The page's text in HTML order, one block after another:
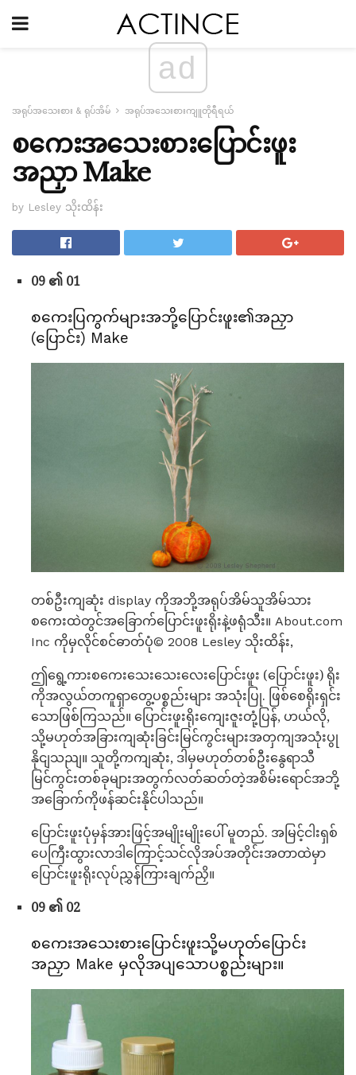
ad
အရုပ်အသေးစား & ရုပ်အိမ် အရုပ်အသေးစားကျူတိုရီရယ်
စကေးအသေးစားပြောင်းဖူး
အညှာ Make
by Lesley သိုးထိန်း
09 ၏ 01
စကေးပြကွက်များအဘို့ပြောင်းဖူး၏အညှာ
(ပြောင်း) Make
တစ်ဦးကျဆုံး display ကိုအဘို့အရုပ်အိမ်သူအိမ်သား
စကေးထဲတွင်အခြောက်ပြောင်းဖူးရိုးနဲ့ဖရုံသီး။ About.com
Inc ကိုမှလိုင်စင်ဓာတ်ပုံ© 2008 Lesley သိုးထိန်း,
ဤရွေ့ကားစကေးသေးသေးလေးပြောင်းဖူး (ပြောင်းဖူး) ရိုး
ကိုအလွယ်တကူရှာတွေ့ပစ္စည်းများ အသုံးပြု. ဖြစ်စေရိုးရှင်း
သောဖြစ်ကြသည်။ ပြောင်းဖူးရိုးကျေးဇူးတုံ့ပြန်, ဟယ်လို,
သို့မဟုတ်အခြားကျဆုံးခြင်းမြင်ကွင်းများအတှကျအသုံးပွု
နိုငျသညျ။ သူတို့ကကျဆုံး, ဒါမှမဟုတ်တစ်ဦးနွေရာသီ
မြင်ကွင်းတစ်ခုများအတွက်လတ်ဆတ်တဲ့အစိမ်းရောင်အဘို့
အခြောက်ကိုဖန်ဆင်းနိုင်ပါသည်။
ပြောင်းဖူးပုံမှန်အားဖြင့်အမျိုးမျိုးပေါ် မူတည်. အမြင့်ငါးရှစ်
ပေကြီးထွားလာဒါကြောင့်သင်လိုအပ်အတိုင်းအတာထဲမှာ
ပြောင်းဖူးရိုးလုပ်ညွှန်ကြားချက်ညှိ။
09 ၏ 02
စကေးအသေးစားပြောင်းဖူးသို့မဟုတ်ပြောင်း
အညှာ Make မှလိုအပျသောပစ္စည်းများ။